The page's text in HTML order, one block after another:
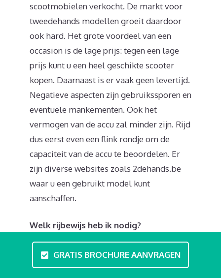
scootmobielen verkocht. De markt voor
tweedehands modellen groeit daardoor
ook hard. Het grote voordeel van een
occasion is de lage prijs: tegen een lage
prijs kunt u een heel geschikte scooter
kopen. Daarnaast is er vaak geen levertijd.
Negatieve aspecten zijn gebruikssporen en
eventuele mankementen. Ook het
vermogen van de accu zal minder zijn. Rijd
dus eerst even een flink rondje om de
capaciteit van de accu te beoordelen. Er
zijn diverse websites zoals 2dehands.be
waar u een gebruikt model kunt
aanschaffen.
Welk rijbewijs heb ik nodig?
Als scootmobiel eigenaar volgt u de
regels voor gehandicaptenvoertuigen. U
kunt zonder rijbewijs of
GRATIS BROCHURE AANVRAGEN